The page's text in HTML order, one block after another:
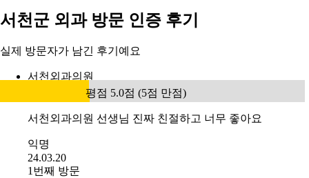
서천군 외과 방문 인증 후기
실제 방문자가 남긴 후기예요
서천외과의원
평점 5.0점 (5점 만점)
서천외과의원 선생님 진짜 친절하고 너무 좋아요
익명
24.03.20
1번째 방문